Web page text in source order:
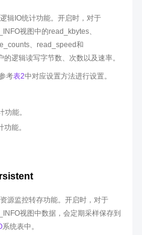
辑IO统计功能。开启时，对于
视图中的read_kbytes、
、read_speed和
逻辑读写字节数、次数以及速率。
考表2中对应设置方法进行设置。
能。
能。
源监控转存功能。开启时，对于
视图中数据，会定期采样保存到
系统表中。